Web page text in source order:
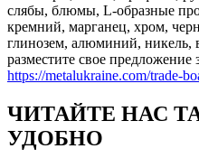
слябы, блюмы, L-образные
кремний, марганец, хром,
глинозем, алюминий, никель,
разместите свое предложение
https://metalukraine.com/trade-
ЧИТАЙТЕ НАС
УДОБНО